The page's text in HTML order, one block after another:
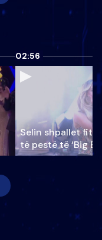
02:56
Selin shpallet
të pestë të ‘Big